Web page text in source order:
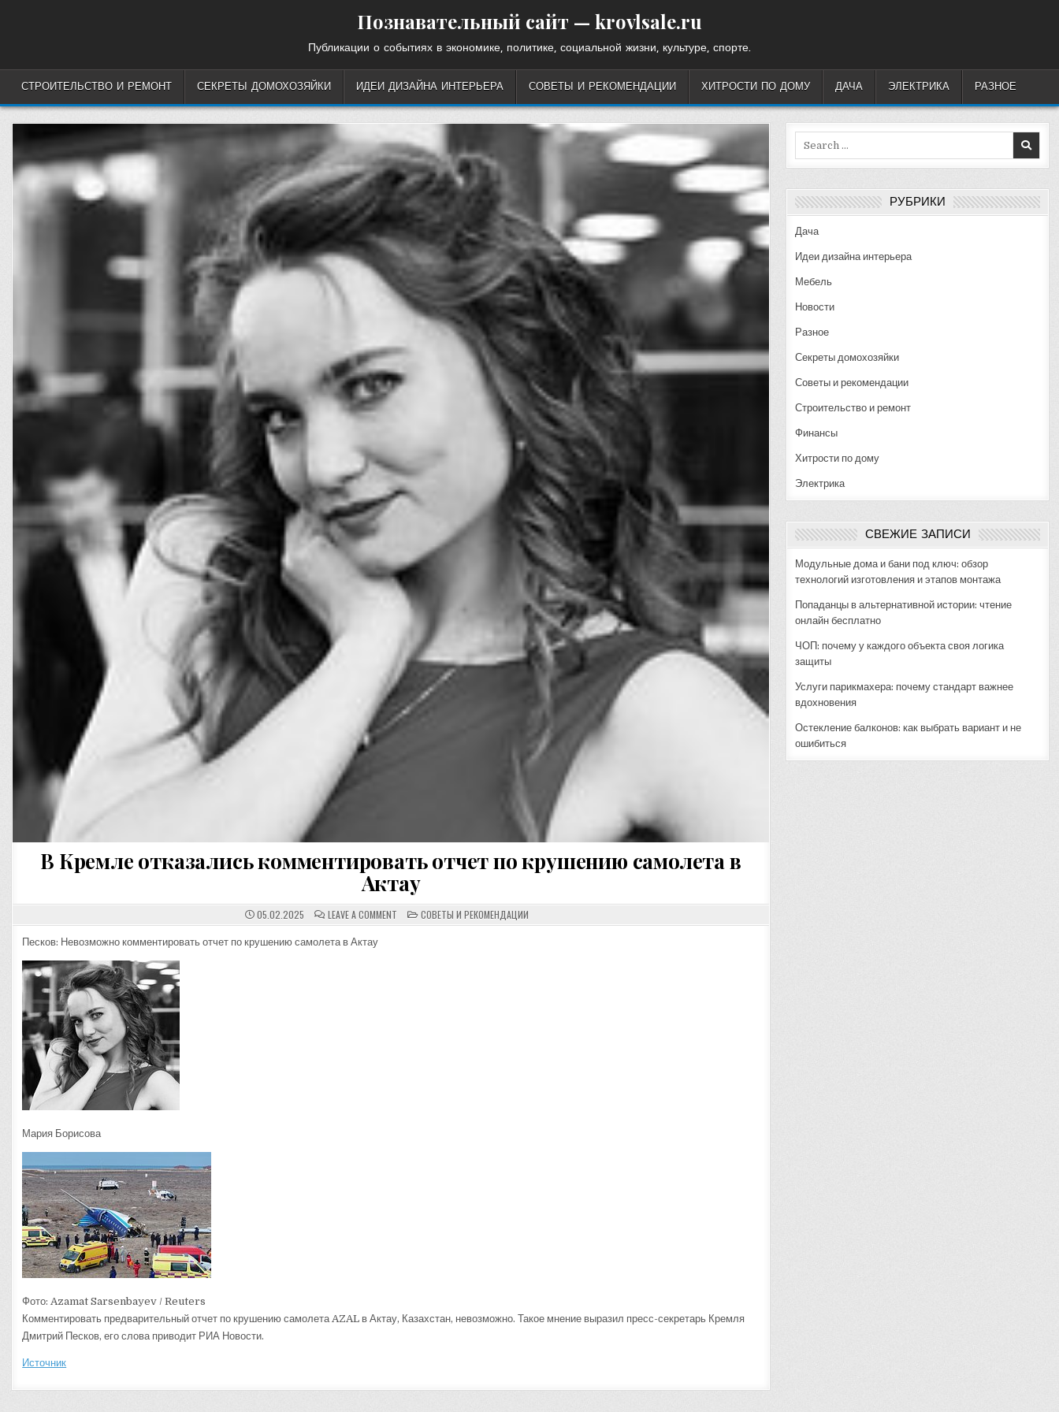
Познавательный сайт — krovlsale.ru
Публикации о событиях в экономике, политике, социальной жизни, культуре, спорте.
СТРОИТЕЛЬСТВО И РЕМОНТ СЕКРЕТЫ ДОМОХОЗЯЙКИ ИДЕИ ДИЗАЙНА ИНТЕРЬЕРА СОВЕТЫ И РЕКОМЕНДАЦИИ ХИТРОСТИ ПО ДОМУ ДАЧА ЭЛЕКТРИКА РАЗНОЕ
В Кремле отказались комментировать отчет по крушению самолета в
Актау
05.02.2025 LEAVE A COMMENT
В
POSTED
IN
СОВЕТЫ И РЕКОМЕНДАЦИИ
Песков: Невозможно комментировать отчет по крушению самолета в Актау
Мария Борисова
Фото: Azamat Sarsenbayev / Reuters
Комментировать предварительный отчет по крушению самолета AZAL в Актау, Казахстан, невозможно. Такое мнение выразил пресс-секретарь Кремля
Дмитрий Песков, его слова приводит РИА Новости.
Источник
РУБРИКИ
Дача
Идеи дизайна интерьера
Мебель
Новости
Разное
Секреты домохозяйки
Советы и рекомендации
Строительство и ремонт
Финансы
Хитрости по дому
Электрика
СВЕЖИЕ ЗАПИСИ
Модульные дома и бани под ключ: обзор
технологий изготовления и этапов монтажа
Попаданцы в альтернативной истории: чтение
онлайн бесплатно
ЧОП: почему у каждого объекта своя логика
защиты
Услуги парикмахера: почему стандарт важнее
вдохновения
Остекление балконов: как выбрать вариант и не
ошибиться